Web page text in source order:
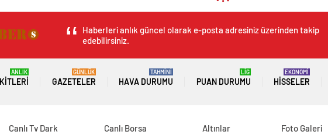
Haberleri anlık güncel olarak e-posta adresiniz üzerinden takip
edebilirsiniz.
ANLIK
GAZETELER
GÜNLÜK
HAVA DURUMU
TAHMİNİ
PUAN DURUMU
LİG
HISSELER
EKONOMİ
Canlı Tv Dark
Canlı Borsa
Altınlar
Foto Galeri